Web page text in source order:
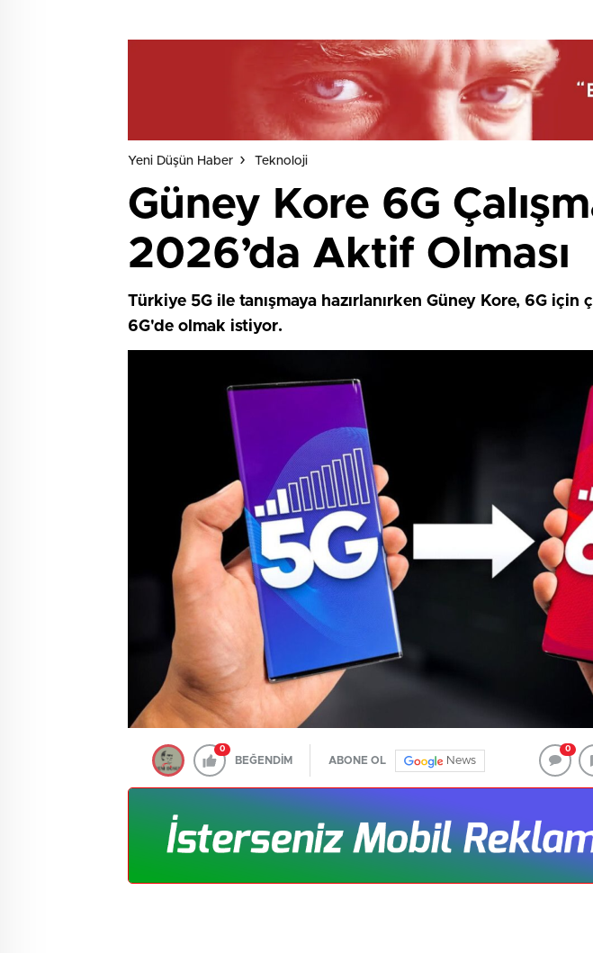
Yeni Düşün Haber Teknoloji
Güney Kore 6G
2026’da Aktif Olması
Türkiye 5G ile tanışmaya hazırlanırken Güney Kore, 6G için
6G'de olmak istiyor.
0
BEĞENDİM ABONE OL News
0